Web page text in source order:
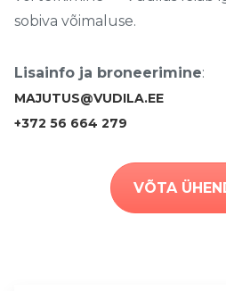
sobiva võimaluse.
Lisainfo ja broneerimine:
MAJUTUS@VUDILA.EE
+372 56 664 279
VÕTA